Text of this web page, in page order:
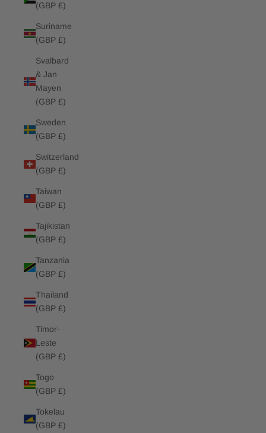
(GBP £)
Suriname
(GBP £)
Svalbard
& Jan
Mayen
(GBP £)
Sweden
(GBP £)
Switzerland
(GBP £)
Taiwan
(GBP £)
Tajikistan
(GBP £)
Tanzania
(GBP £)
Thailand
(GBP £)
Timor-
Leste
(GBP £)
Togo
(GBP £)
Tokelau
(GBP £)